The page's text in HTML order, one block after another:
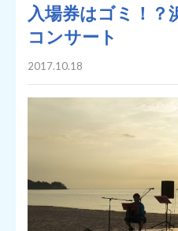
入場券はゴミ！？
コンサート
2017.10.18